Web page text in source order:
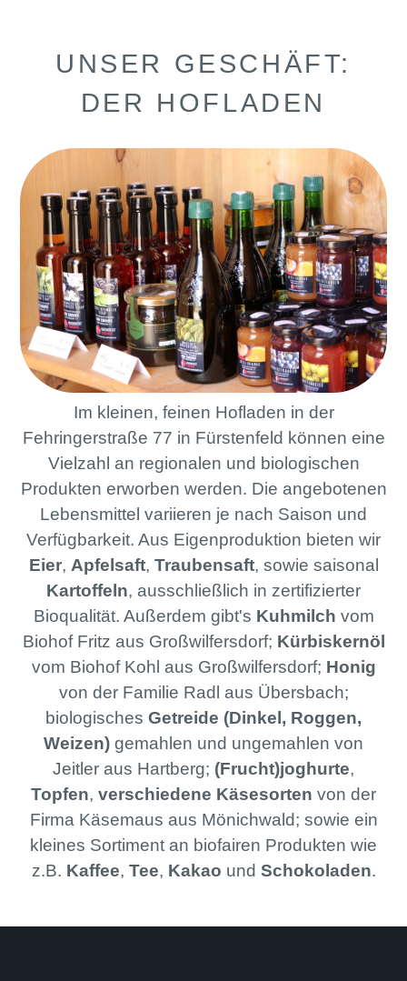
UNSER GESCHÄFT:
DER HOFLADEN
Im kleinen, feinen Hofladen in der
Fehringerstraße 77 in Fürstenfeld können eine
Vielzahl an regionalen und biologischen
Produkten erworben werden. Die angebotenen
Lebensmittel variieren je nach Saison und
Verfügbarkeit. Aus Eigenproduktion bieten wir
Eier, Apfelsaft, Traubensaft, sowie saisonal
Kartoffeln, ausschließlich in zertifizierter
Bioqualität. Außerdem gibt's Kuhmilch vom
Biohof Fritz aus Großwilfersdorf; Kürbiskernöl
vom Biohof Kohl aus Großwilfersdorf; Honig
von der Familie Radl aus Übersbach;
biologisches Getreide (Dinkel, Roggen,
Weizen) gemahlen und ungemahlen von
Jeitler aus Hartberg; (Frucht)joghurte,
Topfen, verschiedene Käsesorten von der
Firma Käsemaus aus Mönichwald; sowie ein
kleines Sortiment an biofairen Produkten wie
z.B. Kaffee, Tee, Kakao und Schokoladen.